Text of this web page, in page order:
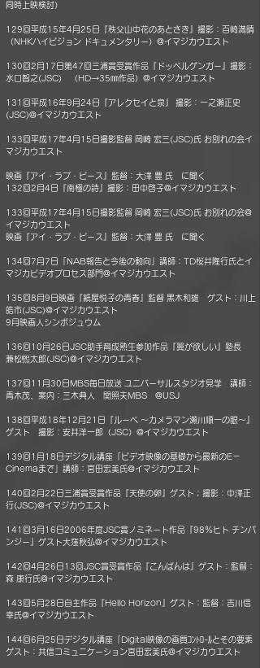
同時上映検討）
129回平成15年4月25日『秩父山中花のあとさき』撮影：百崎満晴
（NHKハイビジョン ドキュメンタリー）@イマジカウエスト
130回2月17日第47回三浦賞受賞作品『ドッペルゲンガー』撮影：
水口智之(JSC) （HD→35㎜作品）@イマジカウエスト
131回平成16年9月24日『アレクセイと泉』 撮影：一之瀬正史
(JSC)@イマジカウエスト
133回平成17年4月15日撮影監督 岡崎 宏三(JSC)氏 お別れの会イ
マジカウエスト
映画『アイ・ラブ・ピース』監督：大澤 豊 氏 に聞く
132回2月4日『南極の詩』撮影：田中啓子@イマジカウエスト
133回平成17年4月15日撮影監督 岡崎 宏三(JSC)氏 お別れの会@
イマジカウエスト
映画『アイ・ラブ・ピース』監督：大澤 豊 氏 に聞く
134回7月7日「NAB報告と今後の動向」講師：TD桜井隆行氏とイ
マジカビデオプロセス部門@イマジカウエスト
135回8月9日映画『紙屋悦子の青春』監督 黒木和雄 ゲスト：川上
皓市(JSC)@イマジカウエスト
9月映画人シンポジュウム
136回10月26日JSC助手育成熟生参加作品『翼が欲しい』塾長
兼松煕太郎(JSC)@イマジカウエスト
137回11月30日MBS毎日放送 ユニバーサルスタジオ見学 講師：
青木茂、案内：三木典人 関照夫MBS @USJ
138回平成18年12月21日『ルーペ ～カメラマン瀬川順一の眼～』
ゲスト 撮影：安井洋一郎（JSC）@イマジカウエスト
139回1月18日デジタル講座「ビデオ映像の基礎から最新のE－
Cinemaまで」講師：宮田宏美氏@イマジカウエスト
140回2月22日三浦賞受賞作品『天使の卵』ゲスト；撮影：中澤正
行(JSC)@イマジカウエスト
141回3月16日2006年度JSC賞ノミネート作品『98％ヒト チンパ
ンジー』ゲスト大窪秋弘@イマジカウエスト
142回4月26日13回JSC賞受賞作品『こんばんは』ゲスト：監督：
森 康行氏@イマジカウエスト
143回5月28日自主作品『Hello Horizon』ゲスト：監督：吉川信
幸氏@イマジカウエスト
144回6月25日デジタル講座「Digital映像の画質ｺﾝﾄﾛｰﾙとその要素
ゲスト：共信コミュニケーション宮田宏美氏@イマジカウエスト